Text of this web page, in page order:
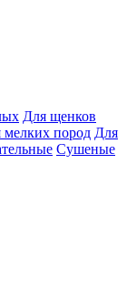
Для щенков
мелких пород Для
Сушеные